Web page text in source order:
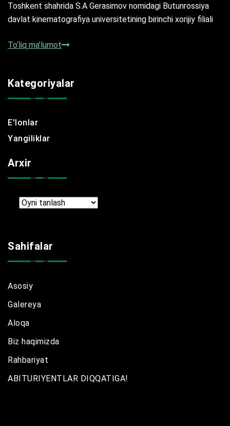
Toshkent shahrida S.A Gerasimov nomidagi Butunrossiya
davlat kinematografiya universitetining birinchi xorijiy filiali
To‘liq ma’lumot
Kategoriyalar
E'lonlar
Yangiliklar
Arxir
Arxir
Sahifalar
Asosiy
Galereya
Aloqa
Biz haqimizda
Rahbariyat
ABITURIYENTLAR DIQQATIGA!